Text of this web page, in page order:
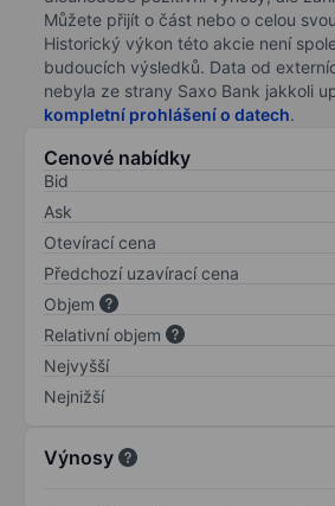
Můžete přijít o část nebo o celou
Historický výkon této akcie není
budoucích výsledků. Data od
nebyla ze strany Saxo Bank jakkoli
kompletní prohlášení o datech.
Cenové nabídky
Bid
Ask
Otevírací cena
Předchozí uzavírací cena
Objem
Relativní objem
Nejvyšší
Nejnižší
Výnosy